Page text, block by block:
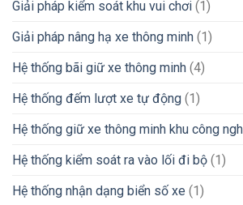
Giải pháp kiểm soát khu vui chơi (1)
Giải pháp nâng hạ xe thông minh (1)
Hệ thống bãi giữ xe thông minh (4)
Hệ thống đếm lượt xe tự động (1)
Hệ thống giữ xe thông minh khu công
Hệ thống kiểm soát ra vào lối đi bộ (1)
Hệ thống nhận dạng biển số xe (1)